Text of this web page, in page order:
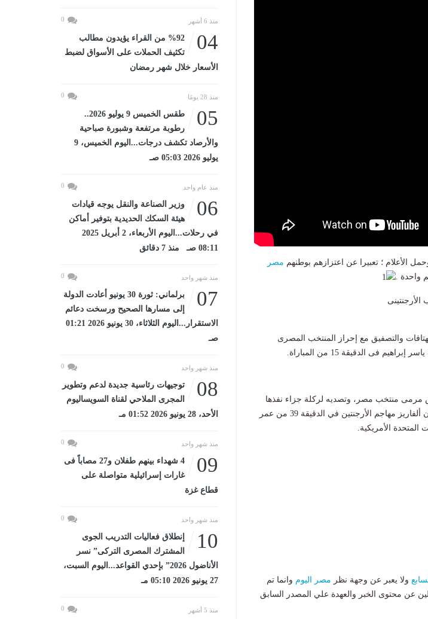
الأعلام ؛ تعبيرا عن اعتزازهم بوطنهم مصر
واحدة .
والتصفيق مع إحراز المنتخب المصرى
فى الدقيقة 15 من المباراة.
منتخب مصر، وتصديه لركلة جزاء نفذها
ليونيل ميسى وأيضا تصديه لتسديدة خطيرة من جوليان ألفاريز مهاجم الأرجنتين في الدقيقة 39 من عمر
المتحدة الأمريكية.
ولا يعبر عن وجهة نظر مصر اليوم وانما تم
عن محتوى الخبر والعهدة علي المصدر السابق
منذ 6 أشهر 0
04
%92 من القراء يؤيدون مطالب
تكثيف الحملات على الأسواق لضبط
الأسعار خلال شهر رمضان
منذ 28 يومًا 0
05
طقس الخميس 9 يوليو 2026..
رطوبة مرتفعة وشبورة صباحية
والأرصاد تكشف درجات...اليوم الخميس، 9
يوليو 2026 05:03 صـ
منذ عام واحد 0
06
وزير الصناعة والنقل يوجه قيادات
هيئة السكك الحديدية بتوفير أماكن
في رحلات...اليوم الأربعاء، 2 أبريل 2025
08:11 صـ منذ 7 دقائق
منذ شهر واحد 0
07
برلماني: ثورة 30 يونيو أعادت الدولة
إلى مسارها الصحيح ورسخت دعائم
الاستقرار...اليوم الثلاثاء، 30 يونيو 2026 01:21
صـ
منذ شهر واحد 0
08
توجيهات رئاسية جديدة لدعم وتطوير
المجرى الملاحي لقناة السويساليوم
الأحد، 28 يونيو 2026 01:52 مـ
منذ شهر واحد 0
09
4 شهداء بينهم طفلان و27 مصاباً فى
غارات إسرائيلية متواصلة على
قطاع غزة
منذ شهر واحد 0
10
إنطلاق فعاليات التدريب الجوى
المشترك المصرى التركى” نسر
الأناضول 2026” بإحدي القواعد...اليوم السبت،
27 يونيو 2026 05:10 مـ
منذ 5 أشهر 0